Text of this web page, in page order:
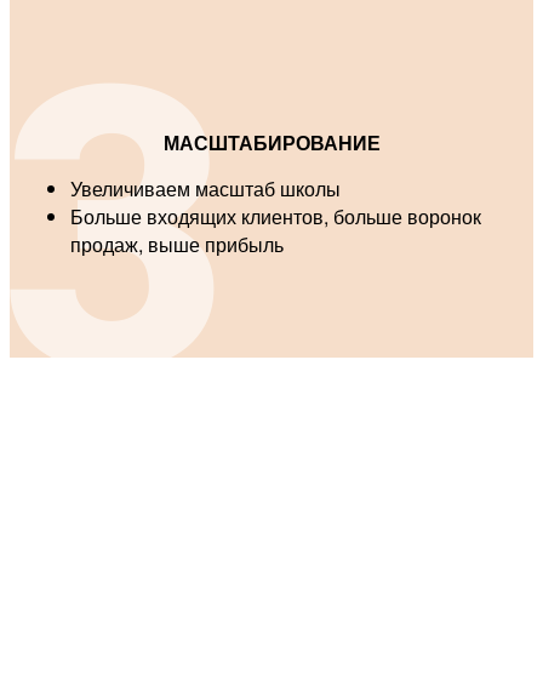
МАСШТАБИРОВАНИЕ
Увеличиваем масштаб школы
Больше входящих клиентов, больше воронок
продаж, выше прибыль